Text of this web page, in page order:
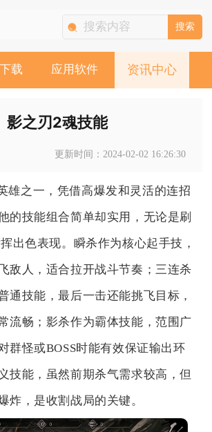
搜索
载 应用软件 资讯中心
影之刃2魂技能
更新时间：2024-02-02 16:26:30
雄之一，凭借高爆发和灵活的连招
的技能组合简单却实用，无论是刷
出色表现。瞬杀作为核心起手技，
敌人，适合拉开战斗节奏；三连杀
通技能，最后一击还能挑飞目标，
流畅；影杀作为霸体技能，范围广
群怪或BOSS时能有效保证输出环
技能，虽然前期杀气需求较高，但
炸，是收割战局的关键。